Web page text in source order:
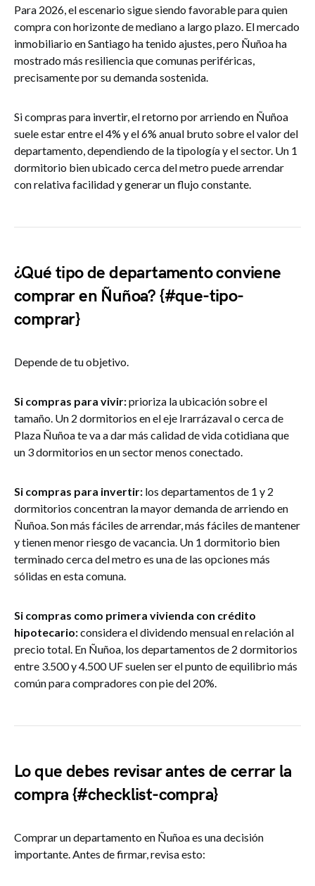
Para 2026, el escenario sigue siendo favorable para quien
compra con horizonte de mediano a largo plazo. El mercado
inmobiliario en Santiago ha tenido ajustes, pero Ñuñoa ha
mostrado más resiliencia que comunas periféricas,
precisamente por su demanda sostenida.
Si compras para invertir, el retorno por arriendo en Ñuñoa
suele estar entre el 4% y el 6% anual bruto sobre el valor del
departamento, dependiendo de la tipología y el sector. Un 1
dormitorio bien ubicado cerca del metro puede arrendar
con relativa facilidad y generar un flujo constante.
¿Qué tipo de departamento conviene
comprar en Ñuñoa? {#que-tipo-
comprar}
Depende de tu objetivo.
Si compras para vivir:prioriza la ubicación sobre el
tamaño. Un 2 dormitorios en el eje Irarrázaval o cerca de
Plaza Ñuñoa te va a dar más calidad de vida cotidiana que
un 3 dormitorios en un sector menos conectado.
Si compras para invertir: los departamentos de 1 y 2
dormitorios concentran la mayor demanda de arriendo en
Ñuñoa. Son más fáciles de arrendar, más fáciles de mantener
y tienen menor riesgo de vacancia. Un 1 dormitorio bien
terminado cerca del metro es una de las opciones más
sólidas en esta comuna.
Si compras como primera vivienda con crédito
hipotecario:considera el dividendo mensual en relación al
precio total. En Ñuñoa, los departamentos de 2 dormitorios
entre 3.500 y 4.500 UF suelen ser el punto de equilibrio más
común para compradores con pie del 20%.
Lo que debes revisar antes de cerrar la
compra {#checklist-compra}
Comprar un departamento en Ñuñoa es una decisión
importante. Antes de firmar, revisa esto: